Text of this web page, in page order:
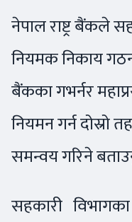
नेपाल राष्ट्र बैंकले
नियमक निकाय गठन
बैंकका गभर्नर
नियमन गर्न दोस्रो
समन्वय गरिने
सहकारी